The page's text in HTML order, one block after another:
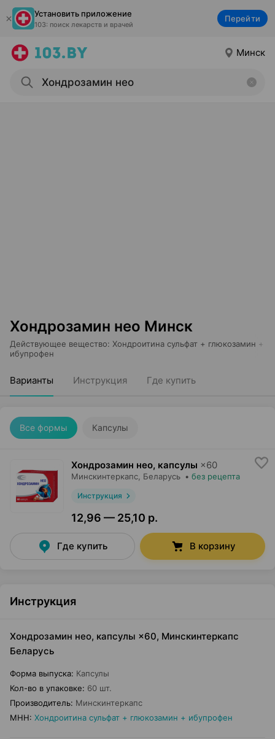
Установить приложение
103: поиск лекарств и врачей
Перейти
Минск
Хондрозамин нео Минск
Действующее вещество: Хондроитина сульфат + глюкозамин +
ибупрофен
Варианты Инструкция Где купить
Все формы Капсулы
Хондрозамин нео, капсулы ×60
Минскинтеркапс , Беларусь • без рецепта
Инструкция
12,96 — 25,10 р.
Где купить В корзину
Инструкция
Хондрозамин нео, капсулы ×60, Минскинтеркапс
Беларусь
Форма выпуска: Капсулы
Кол-во в упаковке: 60 шт.
Производитель: Минскинтеркапс
МНН: Хондроитина сульфат + глюкозамин + ибупрофен